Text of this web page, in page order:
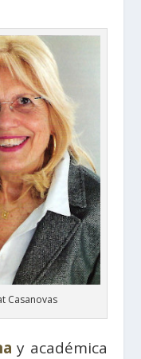
Casanovas
y académica